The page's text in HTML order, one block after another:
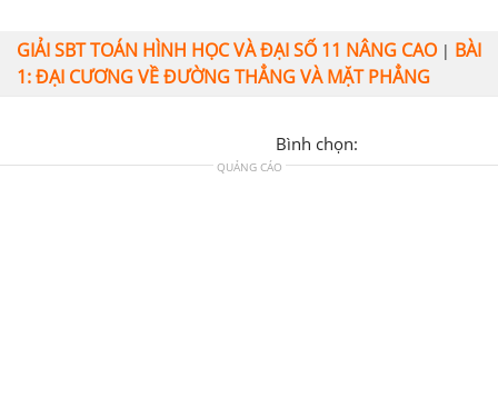
GIẢI SBT TOÁN HÌNH HỌC VÀ ĐẠI SỐ 11 NÂNG CAO| BÀI
1: ĐẠI CƯƠNG VỀ ĐƯỜNG THẲNG VÀ MẶT PHẲNG
Bình chọn:
QUẢNG CÁO